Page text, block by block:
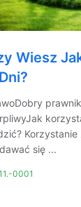
Wiesz
się ...
0001